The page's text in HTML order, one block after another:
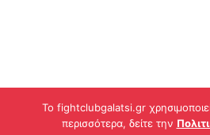
To fightclubgalatsi.gr
περισσότερα, δείτε την